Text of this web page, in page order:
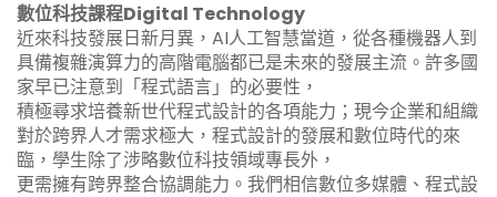
數位科技課程Digital Technology
近來科技發展日新月異，AI人工智慧當道，從各種機器人到
具備複雜演算力的高階電腦都已是未來的發展主流。許多國
家早已注意到「程式語言」的必要性，
積極尋求培養新世代程式設計的各項能力；現今企業和組織
對於跨界人才需求極大，程式設計的發展和數位時代的來
臨，學生除了涉略數位科技領域專長外，
更需擁有跨界整合協調能力。我們相信數位多媒體、程式設